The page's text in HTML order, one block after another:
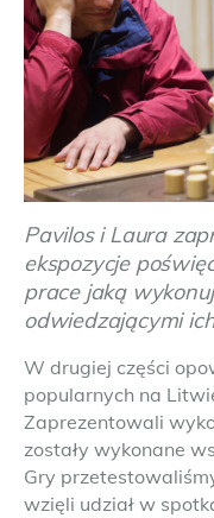
Pavilos i Laura
ekspozycje
prace jaką
odwiedzającymi
W drugiej części
popularnych na
Zaprezentowali
zostały wykonane
Gry
wzięli udział w